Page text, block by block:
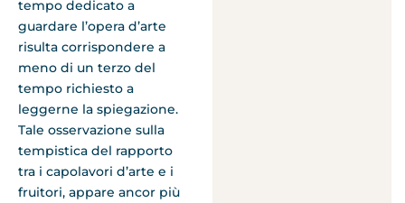
tempo dedicato a
guardare l’opera d’arte
risulta corrispondere a
meno di un terzo del
tempo richiesto a
leggerne la spiegazione.
Tale osservazione sulla
tempistica del rapporto
tra i capolavori d’arte e i
fruitori, appare ancor più